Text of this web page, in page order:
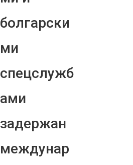
болгарски
ми
спецслужб
ами
задержан
междунар